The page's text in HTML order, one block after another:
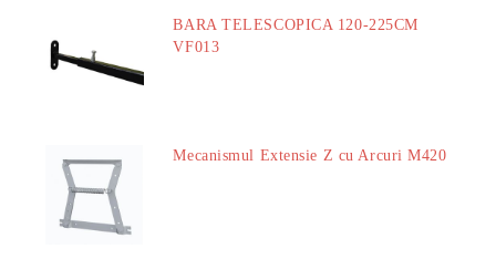
BARA TELESCOPICA 120-225CM
VF013
Mecanismul Extensie Z cu Arcuri M420